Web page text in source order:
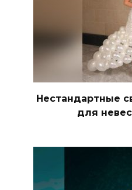
Нестандартные
для